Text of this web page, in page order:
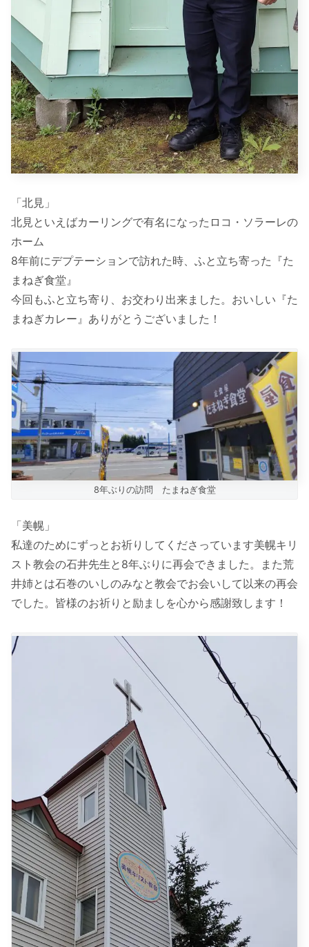
「北見」
北見といえばカーリングで有名になったロコ・ソラーレの
ホーム
8年前にデプテーションで訪れた時、ふと立ち寄った『た
まねぎ食堂』
今回もふと立ち寄り、お交わり出来ました。おいしい『た
まねぎカレー』ありがとうございました！
8年ぶりの訪問 たまねぎ食堂
「美幌」
私達のためにずっとお祈りしてくださっています美幌キリ
スト教会の石井先生と8年ぶりに再会できました。また荒
井姉とは石巻のいしのみなと教会でお会いして以来の再会
でした。皆様のお祈りと励ましを心から感謝致します！